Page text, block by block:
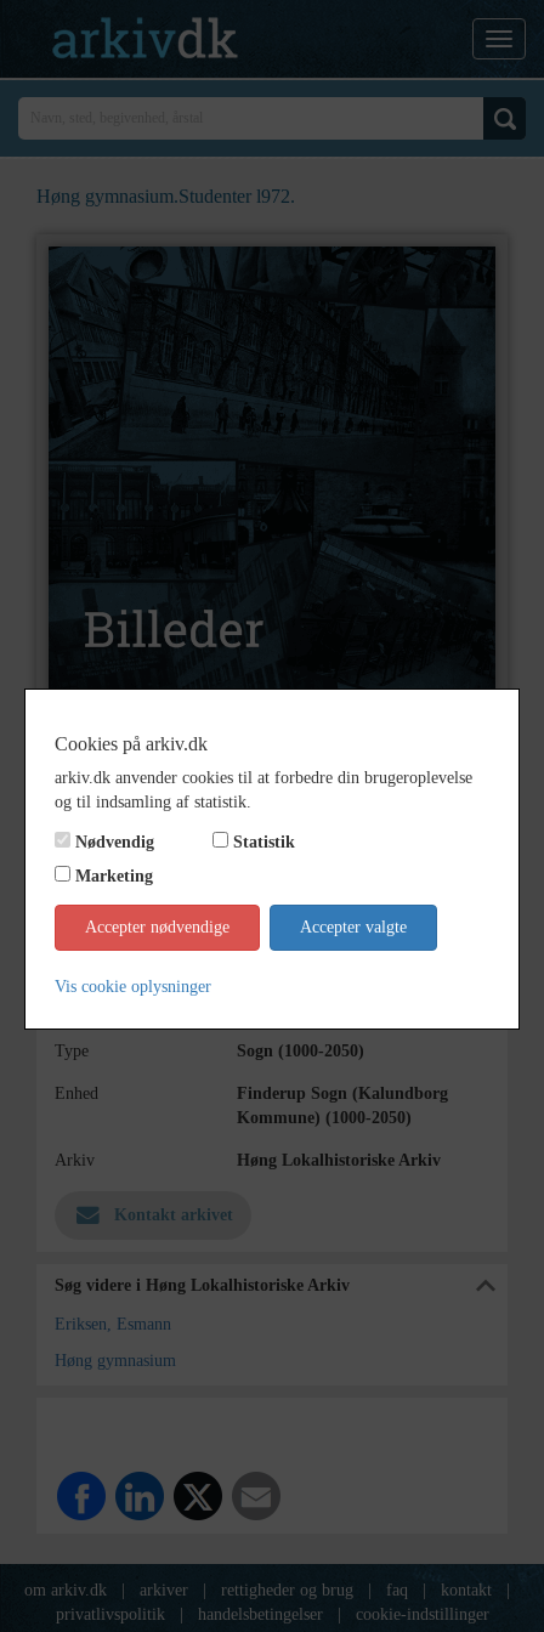
Høng gymnasium.Studenter l972.
Nummer
Type Billeder
Beskrivelse Høng gymnasium.Studenter l972.
Årstal
Dateringsnote
Type Sogn (1000-2050)
Enhed
Finderup Sogn (Kalundborg
Kommune) (1000-2050)
Arkiv Høng Lokalhistoriske Arkiv
Kontakt arkivet
Søg videre i Høng Lokalhistoriske Arkiv
Eriksen, Esmann
Høng gymnasium
om arkiv.dk arkiver rettigheder og brug faq kontakt
privatlivspolitik
handelsbetingelser cookie-indstillinger
Cookies på arkiv.dk
arkiv.dk anvender cookies til at forbedre din brugeroplevelse
og til indsamling af statistik.
Nødvendig
Statistik
Marketing
Accepter nødvendige Accepter valgte
Vis cookie oplysninger